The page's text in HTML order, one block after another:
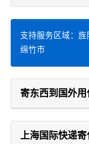
支持服务区域：旌
绵竹市
寄东西到国外
上海国际快递